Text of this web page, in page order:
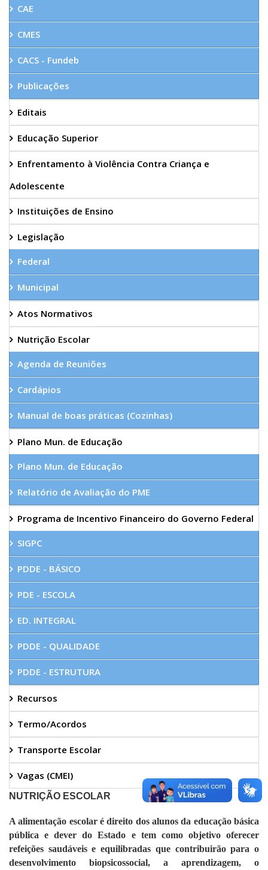
CAE
CMES
CACS - Fundeb
Publicações
Editais
Educação Superior
Enfrentamento à Violência Contra Criança e
Adolescente
Instituições de Ensino
Legislação
Federal
Municipal
Atos Normativos
Nutrição Escolar
Agenda de Reuniões
Cardápios
Manual de boas práticas (Cozinhas)
Plano Mun. de Educação
Plano Mun. de Educação
Relatório de Avaliação do PME
Programa de Incentivo Financeiro do Governo Federal
SIGPC
PDDE - BÁSICO
PDE - ESCOLA
ED. INTEGRAL
PDDE - QUALIDADE
PDDE - ESTRUTURA
Recursos
Termo/Acordos
Transporte Escolar
Vagas (CMEI)
NUTRIÇÃO ESCOLAR
A alimentação escolar é direito dos alunos da educação básica
pública e dever do Estado e tem como objetivo oferecer
refeições saudáveis e equilibradas que contribuirão para o
desenvolvimento biopsicossocial, a aprendizagem, o